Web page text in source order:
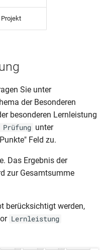
Projekt
Sie unter
der Besonderen
besonderen Lernleistung
unter
Feld zu.
Das Ergebnis der
zur Gesamtsumme
berücksichtigt werden,
Lernleistung